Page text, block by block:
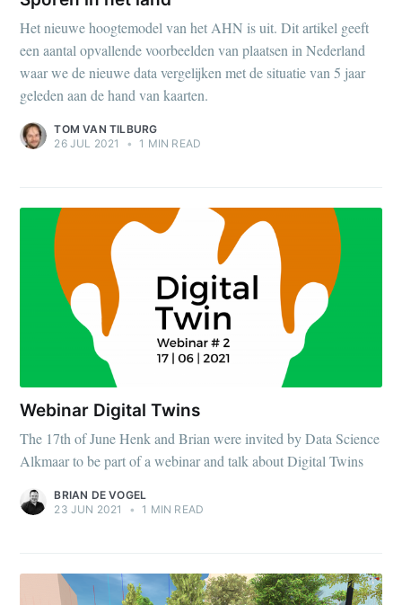
Het nieuwe hoogtemodel van het AHN is uit. Dit artikel geeft
een aantal opvallende voorbeelden van plaatsen in Nederland
waar we de nieuwe data vergelijken met de situatie van 5 jaar
geleden aan de hand van kaarten.
TOM VAN TILBURG
26 JUL 2021
• 1 MIN READ
Webinar Digital Twins
The 17th of June Henk and Brian were invited by Data Science
Alkmaar to be part of a webinar and talk about Digital Twins
BRIAN DE VOGEL
23 JUN 2021
• 1 MIN READ